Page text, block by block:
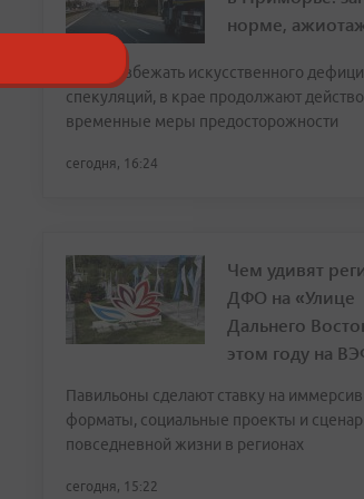
норме,
Чтобы избежать искусственного
спекуляций, в крае продолжают
временные меры предосторожности
сегодня, 16:24
Чем удивят
ДФО на «Улице
Дальнего
этом году на
Павильоны сделают ставку на
форматы, социальные проекты и
повседневной жизни в регионах
сегодня, 15:22